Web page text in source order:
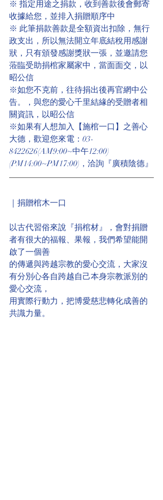
※ 指定用途之捐款，收到善款後會郵寄
收據給您，並排入捐贈順序中
※ 此筆捐款善款是全額資出扣除，無行
政支出，所以無法開立年底結稅用感謝
狀，只有頒發感謝獎狀一張，並邀請您
蒞臨受助捐棺家屬家中，當面面交，以
昭公信
※如您不克前，往待捐出後再官網中公
告。，與您的愛心千里結緣的受贈者相
關資訊，以昭公信
※如果有人想加入【施棺一口】之善心
大德，歡迎您來電：03-
8422626(AM9:00~中午12:00)
(PM14:00~PM17:00)，洽詢『廣積陰德』
｜捐贈棺木一口
以古代習俗來說『捐棺材』，會對捐贈
者有很大的福報、果報，我們希望能開
啟了一個善
的傳遞與跨越宗教的愛心交流，大家沒
有分別心各自跨越自己本身宗教派別的
愛心交流，
用實際行動力，把博愛慈悲轉化成善的
共識力量。